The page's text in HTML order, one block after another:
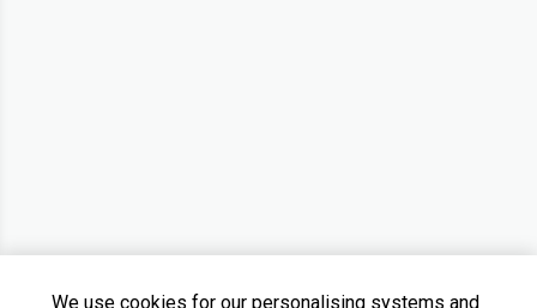
We use cookies for our personalising systems and